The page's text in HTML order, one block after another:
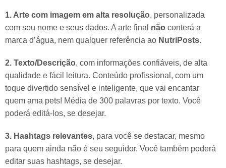
1. Arte com imagem em alta resolução, personalizada
com seu nome e seus dados. A arte final não conterá a
marca d’água, nem qualquer referência ao NutriPosts.
2. Texto/Descrição, com informações confiáveis, de alta
qualidade e fácil leitura. Conteúdo profissional, com um
toque divertido sensível e inteligente, que vai encantar
quem ama pets! Média de 300 palavras por texto. Você
poderá editá-los, se desejar.
3. Hashtags relevantes, para você se destacar, mesmo
para quem ainda não é seu seguidor. Você também poderá
editar suas hashtags, se desejar.